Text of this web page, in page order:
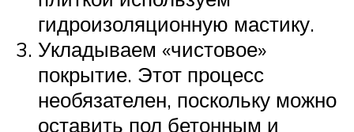
гидроизоляционную мастику.
Укладываем «чистовое»
покрытие. Этот процесс
необязателен, поскольку можно
оставить пол бетонным и